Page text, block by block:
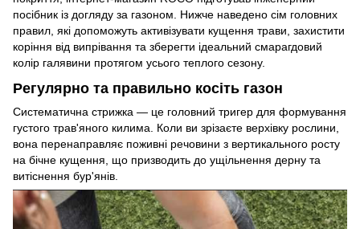
посібник із догляду за газоном. Нижче наведено сім головних
правил, які допоможуть активізувати кущення трави, захистити
коріння від випрівання та зберегти ідеальний смарагдовий
колір галявини протягом усього теплого сезону.
Регулярно та правильно косіть газон
Систематична стрижка — це головний тригер для формування
густого трав'яного килима. Коли ви зрізаєте верхівку рослини,
вона перенаправляє поживні речовини з вертикального росту
на бічне кущення, що призводить до ущільнення дерну та
витіснення бур'янів.